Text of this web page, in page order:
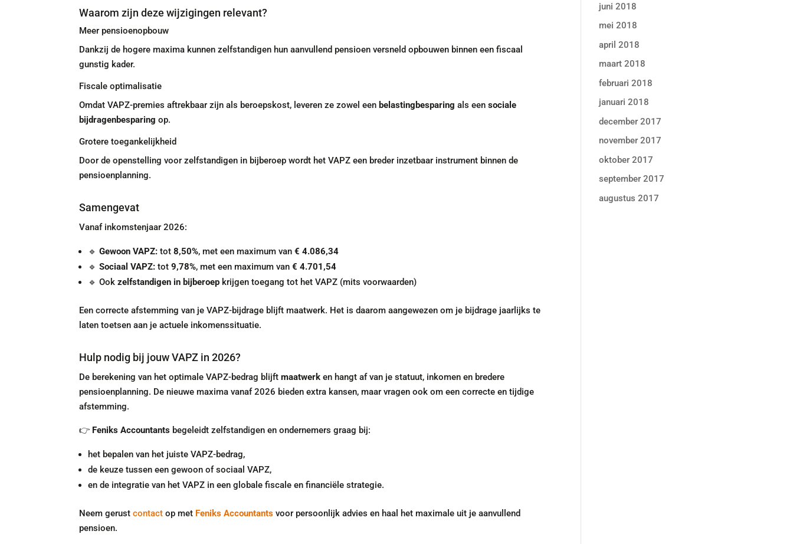
Waarom zijn deze wijzigingen relevant?
Meer pensioenopbouw
Dankzij de hogere maxima kunnen zelfstandigen hun aanvullend pensioen versneld opbouwen binnen een fiscaal
gunstig kader.
Fiscale optimalisatie
Omdat VAPZ-premies aftrekbaar zijn als beroepskost, leveren ze zowel een belastingbesparing als eensociale
bijdragenbesparing op.
Grotere toegankelijkheid
Door de openstelling voor zelfstandigen in bijberoep wordt het VAPZ een breder inzetbaar instrument binnen de
pensioenplanning.
Samengevat
Vanaf inkomstenjaar 2026:
🔹Gewoon VAPZ: tot8,50%, met een maximum van€ 4.086,34
🔹Sociaal VAPZ: tot9,78%, met een maximum van€ 4.701,54
🔹 Ookzelfstandigen in bijberoep krijgen toegang tot het VAPZ (mits voorwaarden)
Een correcte afstemming van je VAPZ-bijdrage blijft maatwerk. Het is daarom aangewezen om je bijdrage jaarlijks te
laten toetsen aan je actuele inkomenssituatie.
Hulp nodig bij jouw VAPZ in 2026?
De berekening van het optimale VAPZ-bedrag blijftmaatwerk en hangt af van je statuut, inkomen en bredere
pensioenplanning. De nieuwe maxima vanaf 2026 bieden extra kansen, maar vragen ook om een correcte en tijdige
afstemming.
👉 Feniks Accountants begeleidt zelfstandigen en ondernemers graag bij:
het bepalen van het juiste VAPZ-bedrag,
de keuze tussen een gewoon of sociaal VAPZ,
en de integratie van het VAPZ in een globale fiscale en financiële strategie.
Neem gerustcontactop met Feniks Accountants voor persoonlijk advies en haal het maximale uit je aanvullend
pensioen.
juni 2018
mei 2018
april 2018
maart 2018
februari 2018
januari 2018
december 2017
november 2017
oktober 2017
september 2017
augustus 2017